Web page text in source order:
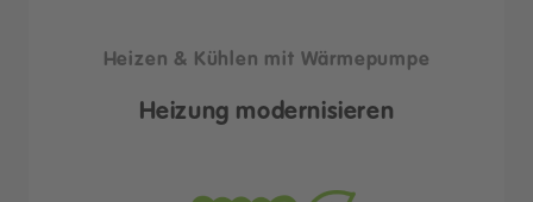
Heizen & Kühlen mit Wärmepumpe
Heizung modernisieren